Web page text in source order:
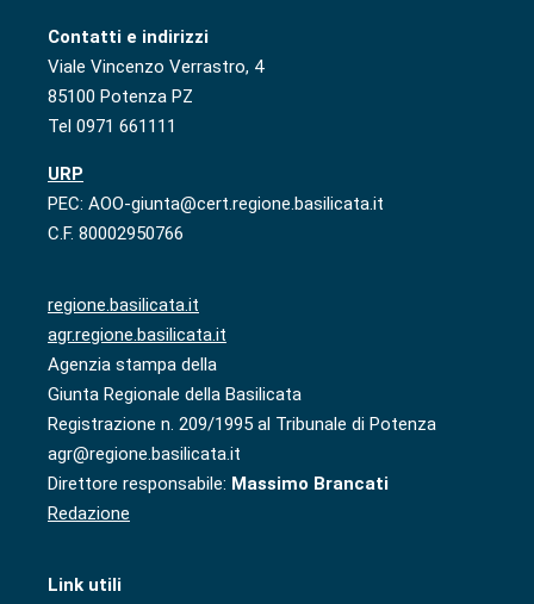
Contatti e indirizzi
Viale Vincenzo Verrastro, 4
85100 Potenza PZ
Tel 0971 661111
URP
PEC: AOO-giunta@cert.regione.basilicata.it
C.F. 80002950766
regione.basilicata.it
agr.regione.basilicata.it
Agenzia stampa della
Giunta Regionale della Basilicata
Registrazione n. 209/1995 al Tribunale di Potenza
agr@regione.basilicata.it
Direttore responsabile: Massimo Brancati
Redazione
Link utili